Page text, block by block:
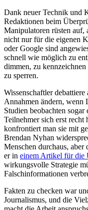
Dank neuer Technik und
Redaktionen beim
Manipulatoren rüsten
nicht nur für die eigenen
oder Google sind
schnell wie möglich zu
dimmen, zu
zu sperren.
Wissenschaftler
Annahmen ändern, wenn
Studien beobachten
Teilnehmer sich erst recht
konfrontiert man sie mit
Brendan Nyhan
Menschen durchaus,
er in einem Artikel für die
wirkungsvolle Strategie
Falschinformationen
Fakten zu checken war
Journalismus, und die